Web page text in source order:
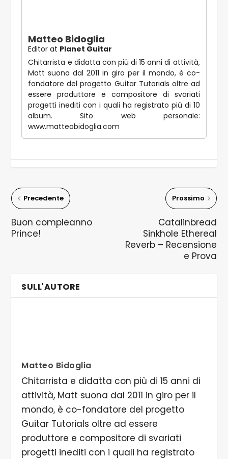
Matteo Bidoglia
Editor at Planet Guitar
Chitarrista e didatta con più di 15 anni di attività,
Matt suona dal 2011 in giro per il mondo, è co-
fondatore del progetto Guitar Tutorials oltre ad
essere produttore e compositore di svariati
progetti inediti con i quali ha registrato più di 10
album. Sito web personale:
www.matteobidoglia.com
Precedente
Buon compleanno
Prince!
Prossimo
Catalinbread
Sinkhole Ethereal
Reverb – Recensione
e Prova
SULL'AUTORE
Matteo Bidoglia
Chitarrista e didatta con più di 15 anni di
attività, Matt suona dal 2011 in giro per il
mondo, è co-fondatore del progetto
Guitar Tutorials oltre ad essere
produttore e compositore di svariati
progetti inediti con i quali ha registrato